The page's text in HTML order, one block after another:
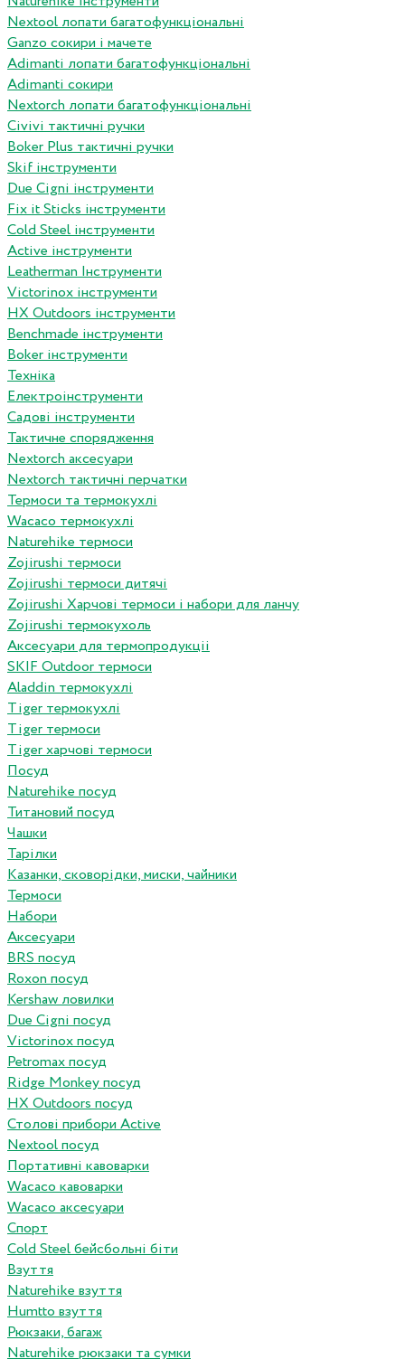
Nextool лопати багатофункціональні
Ganzo сокири і мачете
Adimanti лопати багатофункціональні
Adimanti сокири
Nextorch лопати багатофункціональні
Сivivi тактичні ручки
Boker Plus тактичні ручки
Skif інструменти
Due Cigni інструменти
Fix it Sticks інструменти
Сold Steel інструменти
Active інструменти
Leatherman Інструменти
Victorinox інструменти
HX Outdoors інструменти
Benchmade інструменти
Boker інструменти
Техніка
Електроінструменти
Садові інструменти
Тактичне спорядження
Nextorch аксесуари
Nextorch тактичні перчатки
Термоси та термокухлі
Wacaco термокухлі
Naturehike термоси
Zojirushi термоси
Zojirushi термоси дитячі
Zojirushi Харчові термоси і набори для ланчу
Zojirushi термокухоль
Аксесуари для термопродукціі
SKIF Outdoor термоси
Aladdin термокухлі
Tiger термокухлі
Tiger термоси
Tiger харчові термоси
Посуд
Naturehike посуд
Титановий посуд
Чашки
Тарілки
Казанки, сковорідки, миски, чайники
Термоси
Набори
Аксесуари
BRS посуд
Roxon посуд
Kershaw ловилки
Due Cigni посуд
Victorinox посуд
Petromax посуд
Ridge Monkey посуд
HX Outdoors посуд
Столові прибори Active
Nextool посуд
Портативні кавоварки
Wacaco кавоварки
Wacaco аксесуари
Спорт
Cold Steel бейсбольні біти
Взуття
Naturehike взуття
Humtto взуття
Рюкзаки, багаж
Naturehike рюкзаки та сумки